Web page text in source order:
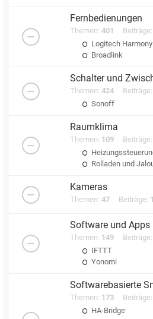
Fernbedienungen
Themen: 401 Beiträge:
Logitech Harmony
Broadlink
Schalter und
Themen: 424 Beiträge:
Sonoff
Raumklima
Themen: 109 Beiträge:
Rolladen und
Kameras
Themen: 47 Beiträge:
Software und Apps
Themen: 149 Beiträge:
IFTTT
Yonomi
Softwarebasierte
Themen: 173 Beiträge:
HA-Bridge